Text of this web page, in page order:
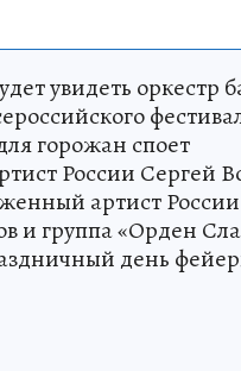
увидеть оркестр
горожан споет
России Сергей
артист России
и группа «Орден
день